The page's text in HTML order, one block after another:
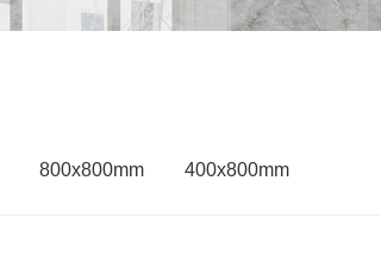
800x800mm 400x800mm